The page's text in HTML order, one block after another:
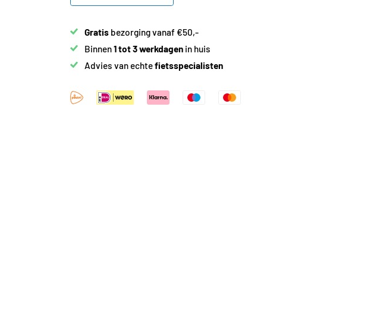
Gratisbezorging vanaf €50,-
Binnen1 tot 3 werkdagenin huis
Advies van echtefietsspecialisten